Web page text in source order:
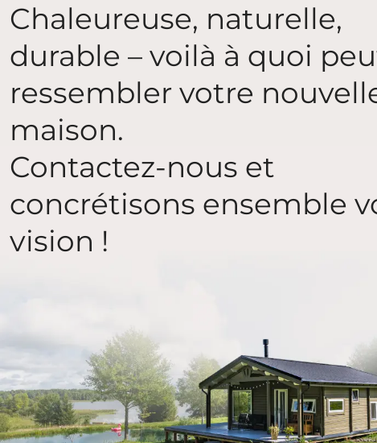
Chaleureuse, naturelle,
durable – voilà à quoi
ressembler votre
maison.
Contactez-nous et
concrétisons ensemble
vision !